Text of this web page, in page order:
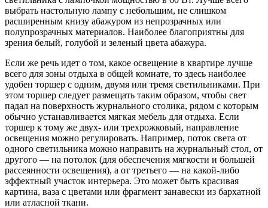
выбрать настольную лампу с небольшим, не слишком
расширенным книзу абажуром из непрозрачных или
полупрозрачных материалов. Наиболее благоприятны для
зрения белый, голубой и зеленый цвета абажура.
Если же речь идет о том, какое освещение в квартире лучше
всего для зоны отдыха в общей комнате, то здесь наиболее
удобен торшер с одним, двумя или тремя светильниками. При
этом торшер следует размещать таким образом, чтобы свет
падал на поверхность журнального столика, рядом с которым
обычно устанавливается мягкая мебель для отдыха. Если
торшер к тому же двух- или трехрожковый, направление
освещения можно регулировать. Например, поток света от
одного светильника можно направить на журнальный стол, от
другого — на потолок (для обеспечения мягкости и большей
рассеянности освещения), а от третьего — на какой-либо
эффектный участок интерьера. Это может быть красивая
картина, ваза с цветами или фрагмент занавески из бархатной
или атласной ткани.